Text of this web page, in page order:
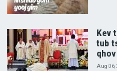
Kev
tub
Aug 06,